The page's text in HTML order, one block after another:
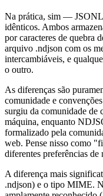
Na prática, sim —
idênticos. Ambos
por caracteres de quebra
arquivo .ndjson com os
intercambiáveis, e
o outro.
As diferenças são
comunidade e
surgiu da comunidade de
máquina, enquanto
formalizado pela
web. Pense nisso como
diferentes preferências
A diferença mais
.ndjson) e o tipo MIME.